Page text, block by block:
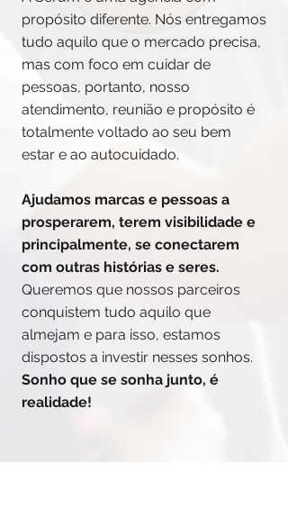
propósito diferente. Nós entregamos
tudo aquilo que o mercado precisa,
mas com foco em cuidar de
pessoas, portanto, nosso
atendimento, reunião e propósito é
totalmente voltado ao seu bem
estar e ao autocuidado.
Ajudamos marcas e pessoas a
prosperarem, terem visibilidade e
principalmente, se conectarem
com outras histórias e seres.
Queremos que nossos parceiros
conquistem tudo aquilo que
almejam e para isso, estamos
dispostos a investir nesses sonhos.
Sonho que se sonha junto, é
realidade!